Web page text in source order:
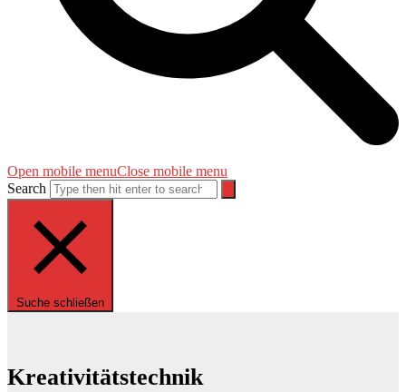
Open mobile menuClose mobile menu
Search
Suche schließen
Kreativitätstechnik